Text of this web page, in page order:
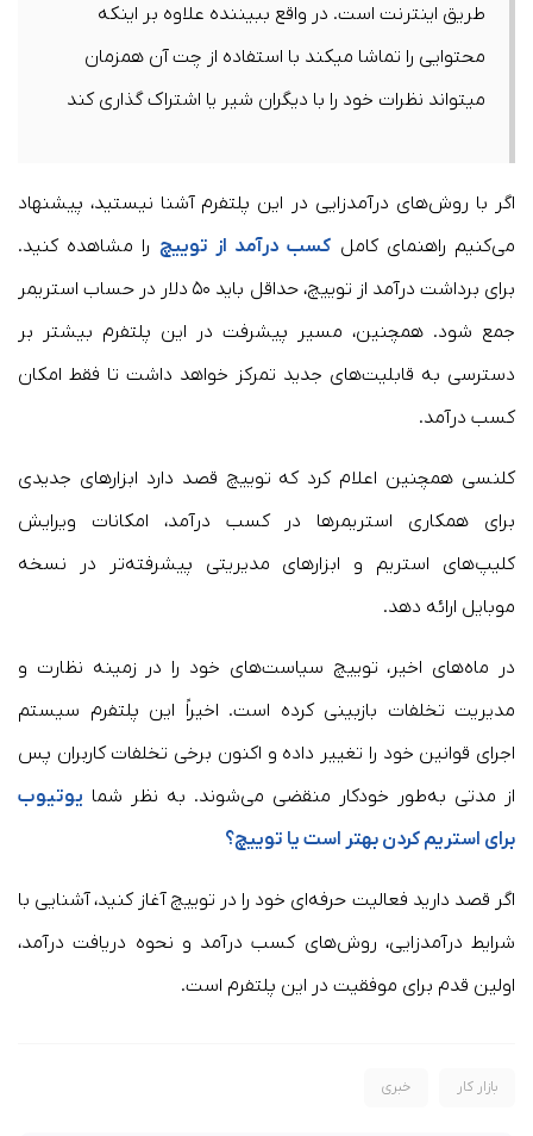
طریق اینترنت است. در واقع ببیننده علاوه بر اینکه
محتوایی را تماشا میکند با استفاده از چت آن همزمان
میتواند نظرات خود را با دیگران شیر یا اشتراک گذاری کند
اگر با روش‌های درآمدزایی در این پلتفرم آشنا نیستید، پیشنهاد
می‌کنیم راهنمای کامل کسب درآمد از توییچ را مشاهده کنید.
برای برداشت درآمد از توییچ، حداقل باید ۵۰ دلار در حساب استریمر
جمع شود. همچنین، مسیر پیشرفت در این پلتفرم بیشتر بر
دسترسی به قابلیت‌های جدید تمرکز خواهد داشت تا فقط امکان
کسب درآمد.
کلنسی همچنین اعلام کرد که توییچ قصد دارد ابزارهای جدیدی
برای همکاری استریمرها در کسب درآمد، امکانات ویرایش
کلیپ‌های استریم و ابزارهای مدیریتی پیشرفته‌تر در نسخه
موبایل ارائه دهد.
در ماه‌های اخیر، توییچ سیاست‌های خود را در زمینه نظارت و
مدیریت تخلفات بازبینی کرده است. اخیراً این پلتفرم سیستم
اجرای قوانین خود را تغییر داده و اکنون برخی تخلفات کاربران پس
از مدتی به‌طور خودکار منقضی می‌شوند. به نظر شما یوتیوب
برای استریم کردن بهتر است یا توییچ؟
اگر قصد دارید فعالیت حرفه‌ای خود را در توییچ آغاز کنید، آشنایی با
شرایط درآمدزایی، روش‌های کسب درآمد و نحوه دریافت درآمد،
اولین قدم برای موفقیت در این پلتفرم است.
بازار کار خبری